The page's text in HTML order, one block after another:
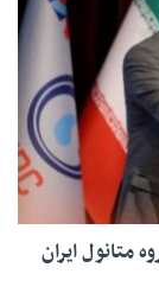
متانول ایران